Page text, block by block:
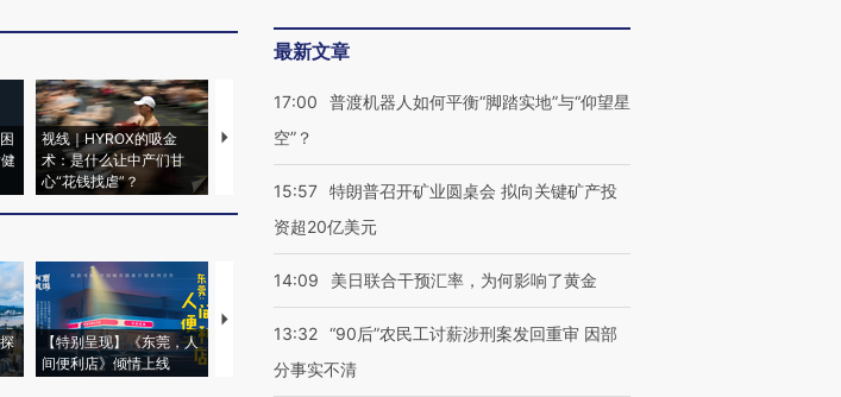
视线｜HYROX的吸金
术：是什么让中产们甘
心“花钱找虐”？
马航飞行员跨国走私7万
粒摇头丸 尿检体内含3种
度Z世代 用街头抗争将教
育部长拱下台
机”？难民潮撕裂西班牙
飞地休达
【特别呈现】《东莞，人
间便利店》倾情上线
【推广】走进第四届链博
会，让数智科技“链”接产
【特别呈现】寻找100种
CFO：不靠规模取胜，华
最新文章
17:00
普渡机器人如何平衡“脚踏实地”与“仰望星
空”？
15:57 特朗普召开矿业圆桌会 拟向关键矿产投
资超20亿美元
14:09 美日联合干预汇率，为何影响了黄金
13:32 “90后”农民工讨薪涉刑案发回重审 因部
分事实不清